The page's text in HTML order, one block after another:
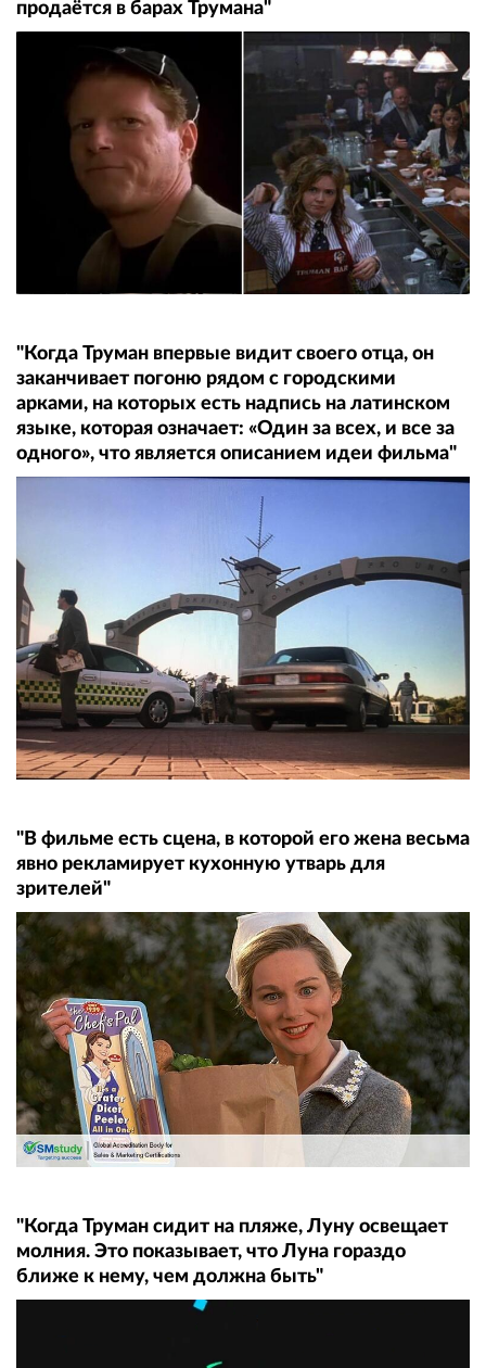
продаётся в барах Трумана"
"Когда Труман впервые видит своего отца, он
заканчивает погоню рядом с городскими
арками, на которых есть надпись на латинском
языке, которая означает: «Один за всех, и все за
одного», что является описанием идеи фильма"
"В фильме есть сцена, в которой его жена весьма
явно рекламирует кухонную утварь для
зрителей"
"Когда Труман сидит на пляже, Луну освещает
молния. Это показывает, что Луна гораздо
ближе к нему, чем должна быть"